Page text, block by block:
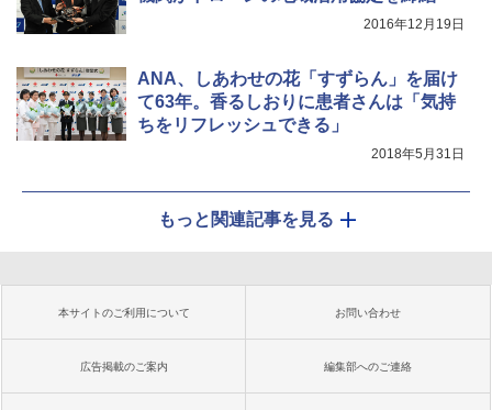
2016年12月19日
ANA、しあわせの花「すずらん」を届け
て63年。香るしおりに患者さんは「気持
ちをリフレッシュできる」
2018年5月31日
もっと関連記事を見る
本サイトのご利用について お問い合わせ
広告掲載のご案内 編集部へのご連絡